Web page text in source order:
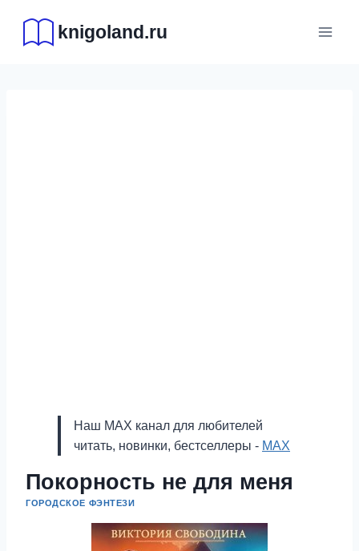
содержимому
knigoland.ru
Наш MAX канал для любителей
читать, новинки, бестселлеры - MAX
Покорность не для меня
ГОРОДСКОЕ ФЭНТЕЗИ